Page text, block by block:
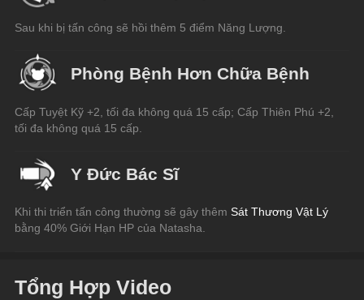
Sau khi bị tấn công sẽ hồi thêm 5 điểm Năng Lượng.
Phòng Bệnh Hơn Chữa Bệnh
Cấp Tuyệt Kỹ +2, tối đa không quá 15 cấp; Cấp Thiên Phú +2,
tối đa không quá 15 cấp.
Y Đức Bác Sĩ
Khi thi triển tấn công thường sẽ gây thêm Sát Thương Vật Lý
bằng 40% Giới Hạn HP của Natasha.
Tổng Hợp Video